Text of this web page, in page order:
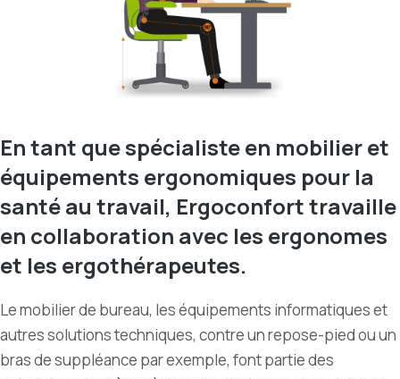
En tant que spécialiste en mobilier et
équipements ergonomiques pour la
santé au travail, Ergoconfort travaille
en collaboration avec les ergonomes
et les ergothérapeutes.
Le mobilier de bureau, les équipements informatiques et
autres solutions techniques, contre un repose-pied ou un
bras de suppléance par exemple, font partie des